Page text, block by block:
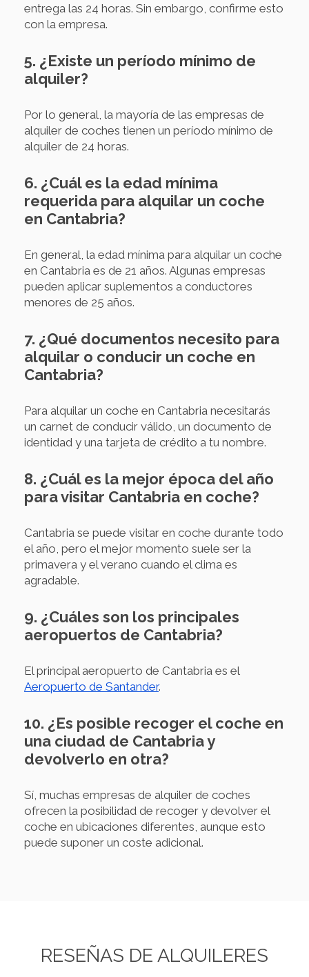
entrega las 24 horas. Sin embargo, confirme esto
con la empresa.
5. ¿Existe un período mínimo de
alquiler?
Por lo general, la mayoría de las empresas de
alquiler de coches tienen un período mínimo de
alquiler de 24 horas.
6. ¿Cuál es la edad mínima
requerida para alquilar un coche
en Cantabria?
En general, la edad mínima para alquilar un coche
en Cantabria es de 21 años. Algunas empresas
pueden aplicar suplementos a conductores
menores de 25 años.
7. ¿Qué documentos necesito para
alquilar o conducir un coche en
Cantabria?
Para alquilar un coche en Cantabria necesitarás
un carnet de conducir válido, un documento de
identidad y una tarjeta de crédito a tu nombre.
8. ¿Cuál es la mejor época del año
para visitar Cantabria en coche?
Cantabria se puede visitar en coche durante todo
el año, pero el mejor momento suele ser la
primavera y el verano cuando el clima es
agradable.
9. ¿Cuáles son los principales
aeropuertos de Cantabria?
El principal aeropuerto de Cantabria es el
Aeropuerto de Santander.
10. ¿Es posible recoger el coche en
una ciudad de Cantabria y
devolverlo en otra?
Sí, muchas empresas de alquiler de coches
ofrecen la posibilidad de recoger y devolver el
coche en ubicaciones diferentes, aunque esto
puede suponer un coste adicional.
RESEÑAS DE ALQUILERES